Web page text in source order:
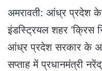
n
e
a
अमरावती: आंध्र प्रदेश के
इंडस्ट्रियल शहर ‘क्रिस
आंध्र प्रदेश सरकार के
सप्ताह में प्रधानमंत्री